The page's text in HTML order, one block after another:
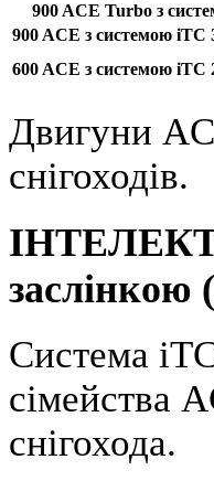
900 ACE Turbo з
900 ACE з системою iTC
600 ACE з системою iTC
Двигуни
снігоходів.
Система
сімейства
снігохода.